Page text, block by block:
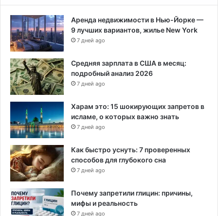
Аренда недвижимости в Нью-Йорке —
9 лучших вариантов, жилье New York
7 дней ago
Средняя зарплата в США в месяц:
подробный анализ 2026
7 дней ago
Харам это: 15 шокирующих запретов в
исламе, о которых важно знать
7 дней ago
Как быстро уснуть: 7 проверенных
способов для глубокого сна
7 дней ago
Почему запретили глицин: причины,
мифы и реальность
7 дней ago